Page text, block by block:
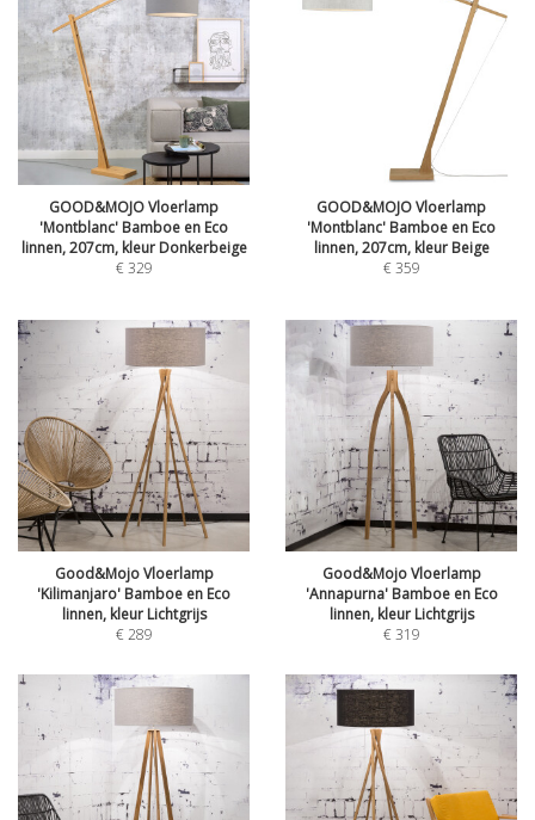
GOOD&MOJO Vloerlamp
'Montblanc' Bamboe en Eco
linnen, 207cm, kleur Donkerbeige
€329
GOOD&MOJO Vloerlamp
'Montblanc' Bamboe en Eco
linnen, 207cm, kleur Beige
€359
Good&Mojo Vloerlamp
'Kilimanjaro' Bamboe en Eco
linnen, kleur Lichtgrijs
€289
Good&Mojo Vloerlamp
'Annapurna' Bamboe en Eco
linnen, kleur Lichtgrijs
€319